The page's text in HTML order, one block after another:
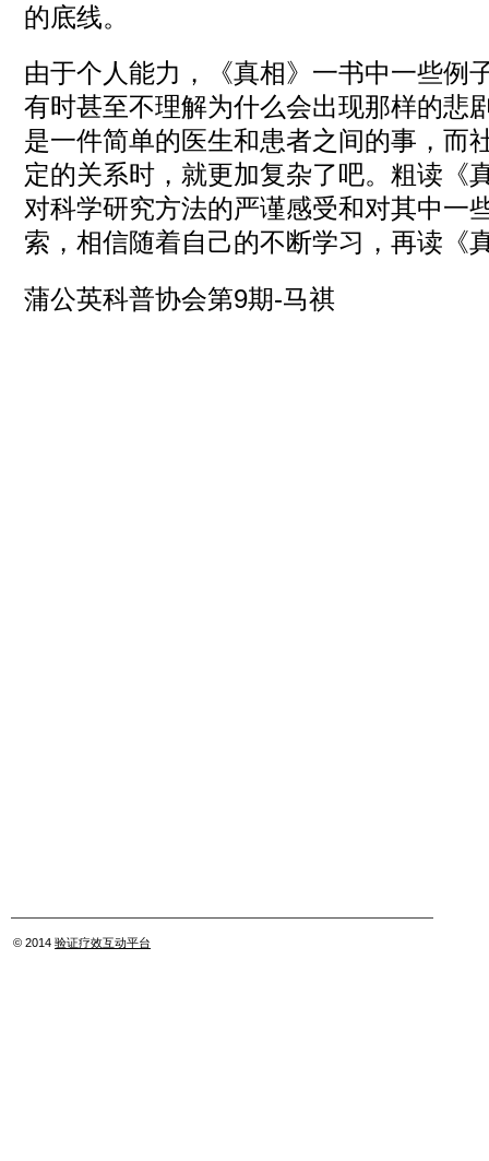
的底线。
由于个人能力，《真相》一书中一些例
有时甚至不理解为什么会出现那样的悲
是一件简单的医生和患者之间的事，而
定的关系时，就更加复杂了吧。粗读《
对科学研究方法的严谨感受和对其中一
索，相信随着自己的不断学习，再读《
蒲公英科普协会第9期-马祺
© 2014 验证疗效互动平台